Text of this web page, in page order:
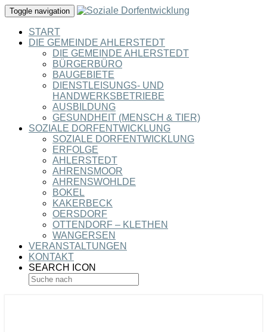
Toggle navigation
START
DIE GEMEINDE AHLERSTEDT
DIE GEMEINDE AHLERSTEDT
BÜRGERBÜRO
BAUGEBIETE
DIENSTLEISUNGS- UND
HANDWERKSBETRIEBE
AUSBILDUNG
GESUNDHEIT (MENSCH & TIER)
SOZIALE DORFENTWICKLUNG
SOZIALE DORFENTWICKLUNG
ERFOLGE
AHLERSTEDT
AHRENSMOOR
AHRENSWOHLDE
BOKEL
KAKERBECK
OERSDORF
OTTENDORF – KLETHEN
WANGERSEN
VERANSTALTUNGEN
KONTAKT
SEARCH ICON